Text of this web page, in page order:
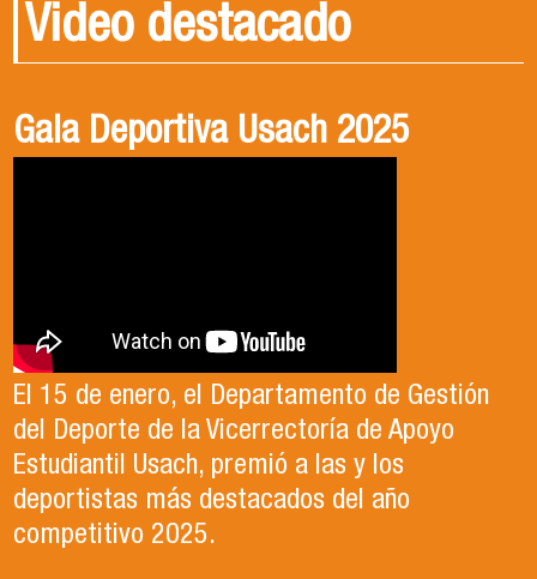
Video destacado
Gala Deportiva Usach 2025
El 15 de enero, el Departamento de Gestión
del Deporte de la Vicerrectoría de Apoyo
Estudiantil Usach, premió a las y los
deportistas más destacados del año
competitivo 2025.
Usach en el Territorio, capítulo 2
En este segundo capítulo conoceremos el
Proyecto Ludo Inclusión, liderado por el
profesor Claudio Farías y estudiantes de
Pedagogía en Educación Física de la Facultad
de Ciencias Médicas de la Uni
Candidatura Director de Escuela
Te invitamos a revisar el video de nuestro
candidato , el Dr. Celso Sanchez para el cargo
de Director de Escuela período 2025-2026.